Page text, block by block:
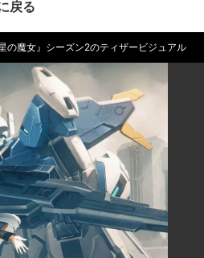
戻る
の魔女』シーズン2のティザービジュアル